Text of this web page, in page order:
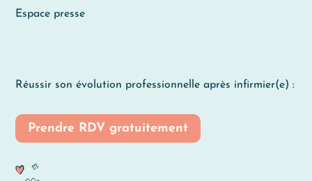
Espace presse
Réussir son évolution professionnelle après infirmier(e) :
Prendre RDV gratuitement